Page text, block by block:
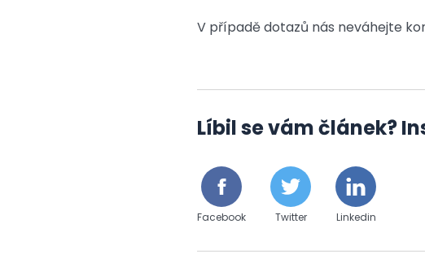
V případě dotazů nás neváhejte
Líbil se vám článek?
Facebook Twitter Linkedin